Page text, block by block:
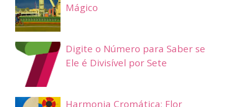
Mágico
Digite o Número para Saber se
Ele é Divisível por Sete
Harmonia Cromática: Flor